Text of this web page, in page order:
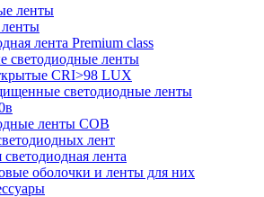
лента Premium class
светодиодные ленты
CRI>98 LUX
светодиодные ленты
ленты COB
лент
лента
оболочки и ленты для них